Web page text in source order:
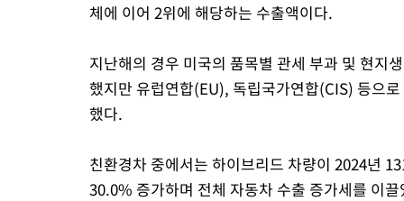
체에 이어 2위에 해당하는 수출액이다.
지난해의 경우 미국의 품목별 관세 부과 및 현지
했지만 유럽연합(EU), 독립국가연합(CIS) 등으
했다.
친환경차 중에서는 하이브리드 차량이 2024년
30.0% 증가하며 전체 자동차 수출 증가세를 이